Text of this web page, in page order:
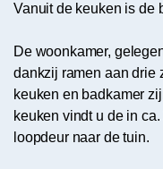
Vanuit de keuken is de
De woonkamer,
dankzij ramen aan drie
keuken en badkamer
keuken vindt u de in
loopdeur naar de tuin.